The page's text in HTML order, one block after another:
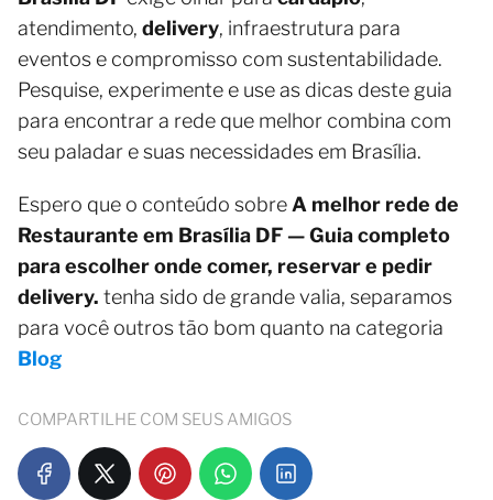
atendimento, delivery, infraestrutura para
eventos e compromisso com sustentabilidade.
Pesquise, experimente e use as dicas deste guia
para encontrar a rede que melhor combina com
seu paladar e suas necessidades em Brasília.
Espero que o conteúdo sobre A melhor rede de
Restaurante em Brasília DF — Guia completo
para escolher onde comer, reservar e pedir
delivery. tenha sido de grande valia, separamos
para você outros tão bom quanto na categoria
Blog
COMPARTILHE COM SEUS AMIGOS